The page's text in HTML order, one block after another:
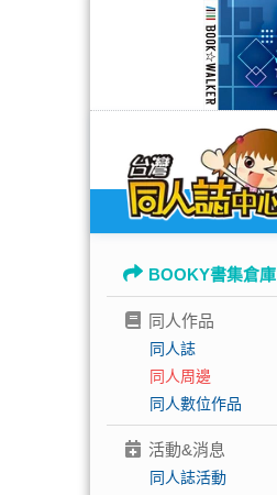
BOOKY書集倉庫
同人作品
同人誌
同人周邊
同人數位作品
活動&消息
同人誌活動